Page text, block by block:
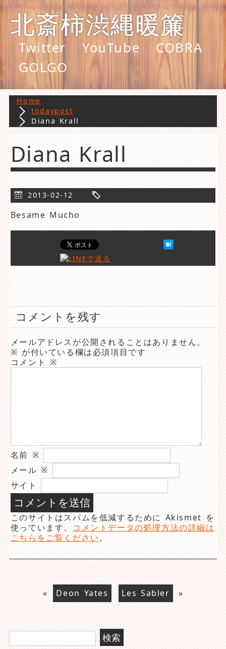
北斎柿渋縄暖簾
Twitter YouTube
COBRA
GOLGO
Home
todaypost
Diana Krall
Diana Krall
2013-02-12
Besame Mucho
コメントを残す
メールアドレスが公開されることはありません。
※ が付いている欄は必須項目です
コメント ※
名前 ※
メール※
サイト
このサイトはスパムを低減するために Akismet を
使っています。 コメントデータの処理方法の詳細は
こちらをご覧ください。
« Deon Yates Les Sabler »
検
索: